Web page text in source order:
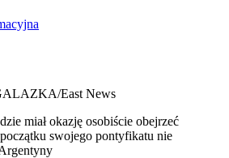
East News
miał okazję osobiście obejrzeć
swojego pontyfikatu nie